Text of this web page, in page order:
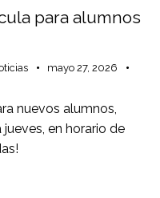
para alumnos
mayo 27, 2026
nuevos alumnos,
en horario de